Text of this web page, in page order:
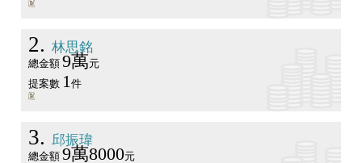
2 林思銘
總金額 9萬元
提案數 1件
3 邱振瑋
總金額 9萬8000元